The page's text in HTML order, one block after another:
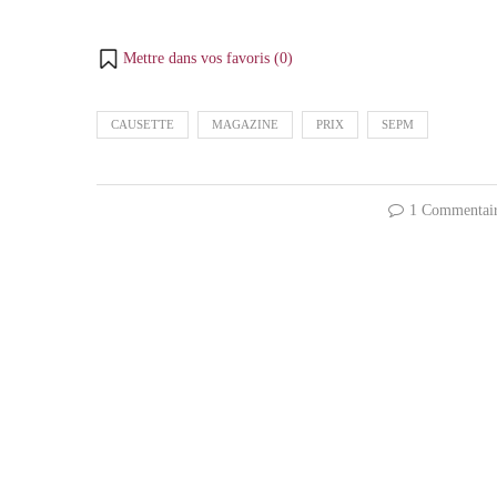
Mettre dans vos favoris (0)
CAUSETTE MAGAZINE PRIX SEPM
1